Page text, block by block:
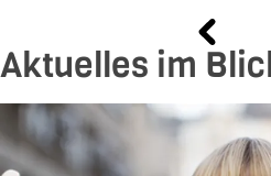
Aktuelles im